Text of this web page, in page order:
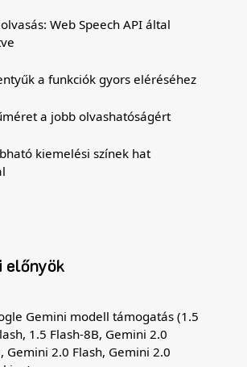
Web Speech API által
a funkciók gyors eléréséhez
a jobb olvashatóságért
kiemelési színek hat
előnyök
Gemini modell támogatás (1.5
1.5 Flash-8B, Gemini 2.0
Gemini 2.0 Flash, Gemini 2.0